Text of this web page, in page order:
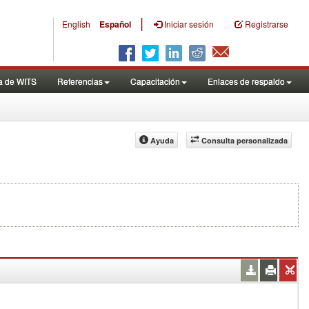
English Español | Iniciar sesión Registrarse
de WITS Referencias Capacitación Enlaces de respaldo
Consulta personalizada
Ayuda